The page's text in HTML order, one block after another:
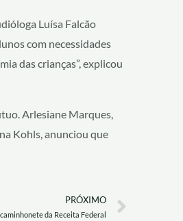
Luísa Falcão
com necessidades
das crianças”, explicou
Arlesiane Marques,
Kohls, anunciou que
PRÓXIMO
da Receita Federal